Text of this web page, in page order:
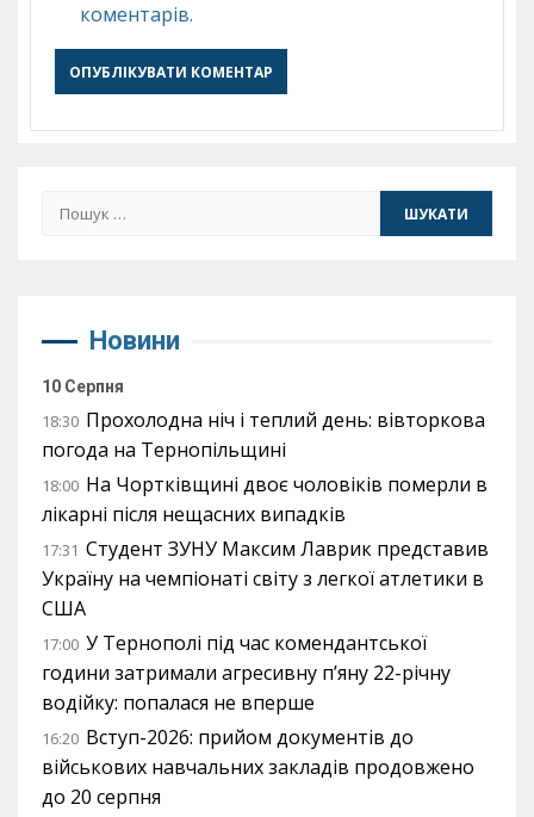
коментарів.
Пошук:
Новини
10 Серпня
18:30 Прохолодна ніч і теплий день: вівторкова
погода на Тернопільщині
18:00 На Чортківщині двоє чоловіків померли в
лікарні після нещасних випадків
17:31 Студент ЗУНУ Максим Лаврик представив
Україну на чемпіонаті світу з легкої атлетики в
США
17:00 У Тернополі під час комендантської
години затримали агресивну п’яну 22-річну
водійку: попалася не вперше
16:20 Вступ-2026: прийом документів до
військових навчальних закладів продовжено
до 20 серпня